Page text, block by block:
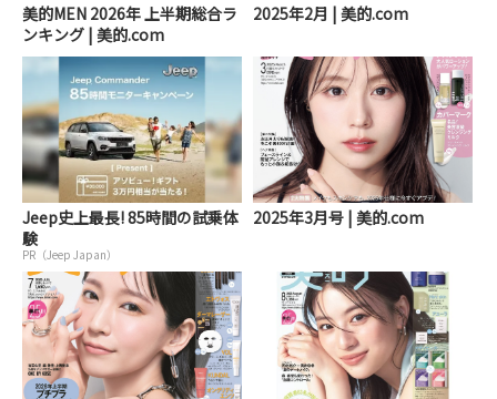
美的MEN 2026年 上半期総合ラ
ンキング | 美的.com
2025年2月 | 美的.com
Jeep史上最長! 85時間の試乗体
験
PR（Jeep Japan）
2025年3月号 | 美的.com